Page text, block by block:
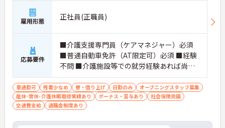
雇用形態 正社員(正職員)
応募要件
■介護支援専門員（ケアマネジャー）必須
■普通自動車免許（AT限定可）必須 ■経験
不問 ■介護施設等での就労経験あれば尚可
あれば尚可
車通勤可 残業少なめ 寮・借り上げ 日勤のみ
オープニングスタッフ募集
産休･育休･介護休暇取得実績あり
ボーナス・賞与あり
社会保険完備
交通費支給
退職金制度あり